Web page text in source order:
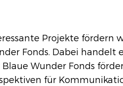
Projekte fördern
Fonds. Dabei handelt
Blaue Wunder Fonds
für